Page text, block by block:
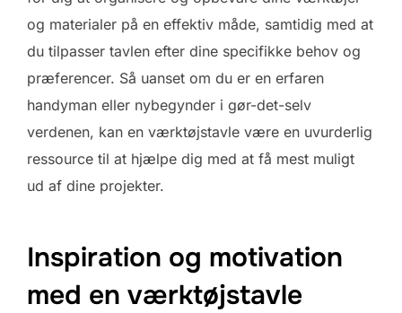
og materialer på en effektiv måde, samtidig med at
du tilpasser tavlen efter dine specifikke behov og
præferencer. Så uanset om du er en erfaren
handyman eller nybegynder i gør-det-selv
verdenen, kan en værktøjstavle være en uvurderlig
ressource til at hjælpe dig med at få mest muligt
ud af dine projekter.
Inspiration og motivation
med en værktøjstavle